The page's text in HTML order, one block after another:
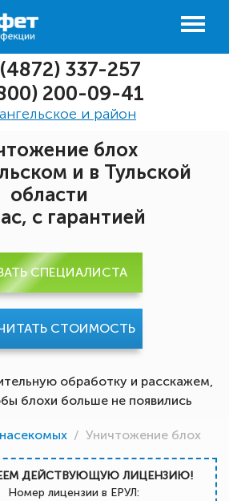
337-257
200-09-41
и район
блох
и в Тульской
области
с гарантией
обработку и расскажем,
блохи больше не появились
СПЕЦИАЛИСТА
СТОИМОСТЬ
/ Уничтожение блох
ДЕЙСТВУЮЩУЮ ЛИЦЕНЗИЮ!
Номер лицензии в ЕРУЛ: